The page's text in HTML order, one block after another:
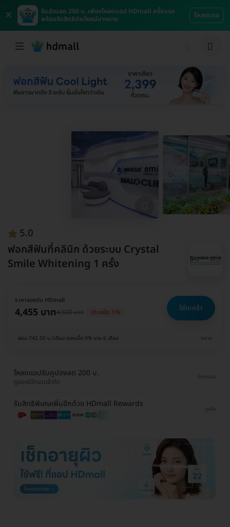
×
รับส่วนลด 200 บ. เพียงโหลดแอป HDmall ครั้งแรก
พร้อมรับสิทธิประโยชน์มากมาย
โหลดเลย
5.0
ฟอกสีฟันที่คลินิก ด้วยระบบ Crystal
Smile Whitening 1 ครั้ง
ราคาจองกับ HDmall
4,455 บาท4,500 บาท ประหยัด 1% ใส่ตะกร้า
ผ่อน 742.50 บ./เดือน ดอกเบี้ย 0% นาน 6 เดือน ขยาย
โหลดแอปรับคูปองลด 200 บ.
คูปองมีจำนวนจำกัด
โหลดเลย
รับสิทธิพิเศษเพิ่มอีกด้วย HDmall Rewards
ดูเพิ่ม